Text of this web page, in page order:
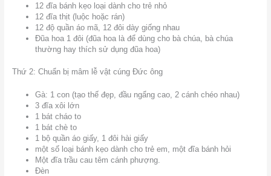
12 đĩa bánh kẹo loại dành cho trẻ nhỏ
12 đĩa thịt (luộc hoặc rán)
12 độ quần áo mã, 12 đôi dày giống nhau
Đũa hoa 1 đôi (đũa hoa là để dùng cho bà chúa, bà chúa
thường hay thích sử dụng đũa hoa)
Thứ 2: Chuẩn bị mâm lễ vật cúng Đức ông
Gà: 1 con (tạo thế đẹp, đầu ngẩng cao, 2 cánh chéo nhau)
3 đĩa xôi lớn
1 bát cháo to
1 bát chè to
1 bộ quần áo giấy, 1 đôi hài giấy
một số loại bánh kẹo dành cho trẻ em, một đĩa bánh hỏi
Một đĩa trầu cau têm cánh phượng.
Đèn